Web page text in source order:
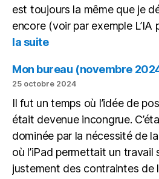
est toujours la même que je
encore (voir par exemple L’IA
la suite:
une
macro
chatGPT
Mon bureau (novembre
25 octobre 2024
Il fut un temps où l’idée de
était devenue incongrue.
dominée par la nécessité de
où l’iPad permettait un travail
justement des contraintes de